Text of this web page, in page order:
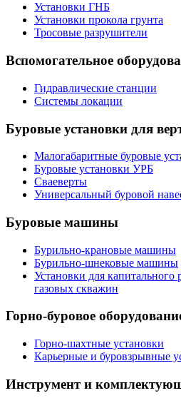
Установки ГНБ
Установки прокола грунта
Тросовые разрушители
Вспомогательное
Гидравлические станции
Системы локации
Буровые установки для
Малогабаритные буровые
Буровые установки УРБ
Сваеверты
Универсальный буровой
Буровые машины
Бурильно-крановые машины
Бурильно-шнековые машины
Установки для
газовых скважин
Горно-буровое
Горно-шахтные установки
Карьерные и буровзрывные
Инструмент и